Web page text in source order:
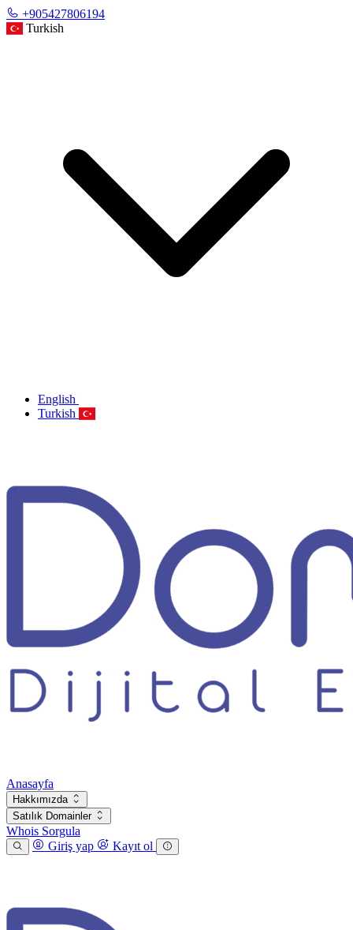
+905427806194
Turkish
English
Turkish
Anasayfa
Hakkımızda
Satılık Domainler
Whois Sorgula
Giriş yap
Kayıt ol